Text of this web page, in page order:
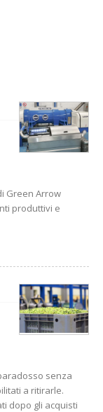
Green Arrow
produttivi e
senza
a ritirarle.
dopo gli acquisti